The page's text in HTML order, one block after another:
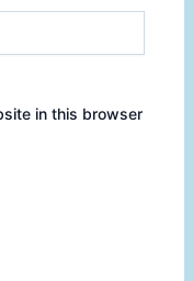
in this browser